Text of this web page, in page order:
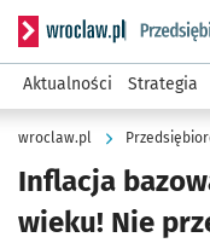
Serwis informacyjny
Aktualności Strategia
wroclaw.pl
Inflacja
wieku! Nie